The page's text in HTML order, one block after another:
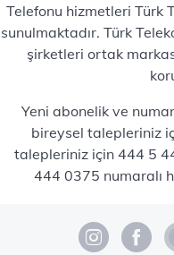
Telefonu hizmetleri Türk
sunulmaktadır. Türk
şirketleri ortak
Yeni abonelik ve
bireysel talepleriniz
talepleriniz için 444 5
444 0375 numaralı